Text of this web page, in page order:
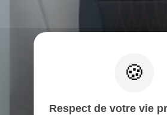
Respect de votre vie